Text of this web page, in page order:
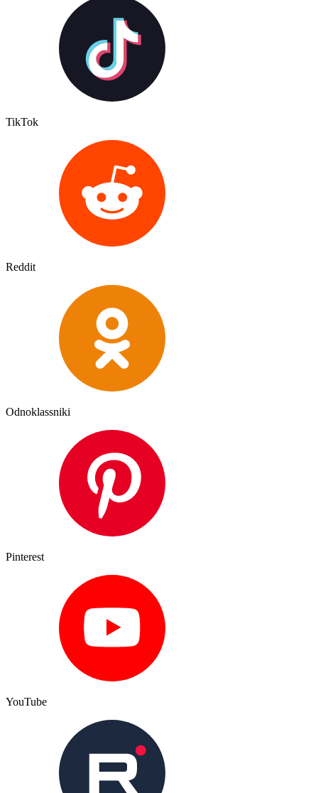
TikTok
Reddit
Odnoklassniki
Pinterest
YouTube